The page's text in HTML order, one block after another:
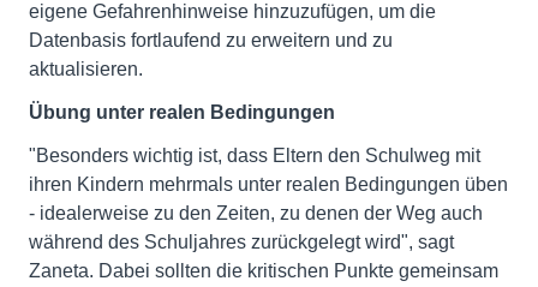
eigene Gefahrenhinweise hinzuzufügen, um die
Datenbasis fortlaufend zu erweitern und zu
aktualisieren.
Übung unter realen Bedingungen
"Besonders wichtig ist, dass Eltern den Schulweg mit
ihren Kindern mehrmals unter realen Bedingungen üben
- idealerweise zu den Zeiten, zu denen der Weg auch
während des Schuljahres zurückgelegt wird", sagt
Zaneta. Dabei sollten die kritischen Punkte gemeinsam